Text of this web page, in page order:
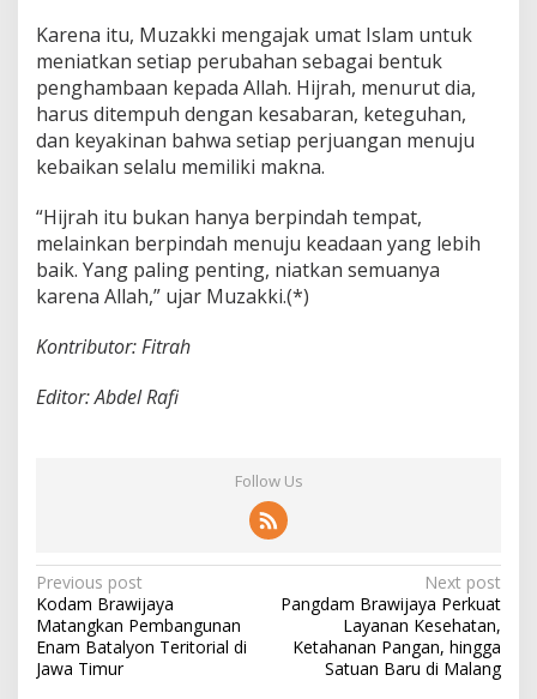
Karena itu, Muzakki mengajak umat Islam untuk
meniatkan setiap perubahan sebagai bentuk
penghambaan kepada Allah. Hijrah, menurut dia,
harus ditempuh dengan kesabaran, keteguhan,
dan keyakinan bahwa setiap perjuangan menuju
kebaikan selalu memiliki makna.
“Hijrah itu bukan hanya berpindah tempat,
melainkan berpindah menuju keadaan yang lebih
baik. Yang paling penting, niatkan semuanya
karena Allah,” ujar Muzakki.(*)
Kontributor: Fitrah
Editor: Abdel Rafi
Follow Us
P
o
s
t
Previous post
Kodam Brawijaya
Matangkan Pembangunan
Enam Batalyon Teritorial di
Jawa Timur
Next post
Pangdam Brawijaya Perkuat
Layanan Kesehatan,
Ketahanan Pangan, hingga
Satuan Baru di Malang